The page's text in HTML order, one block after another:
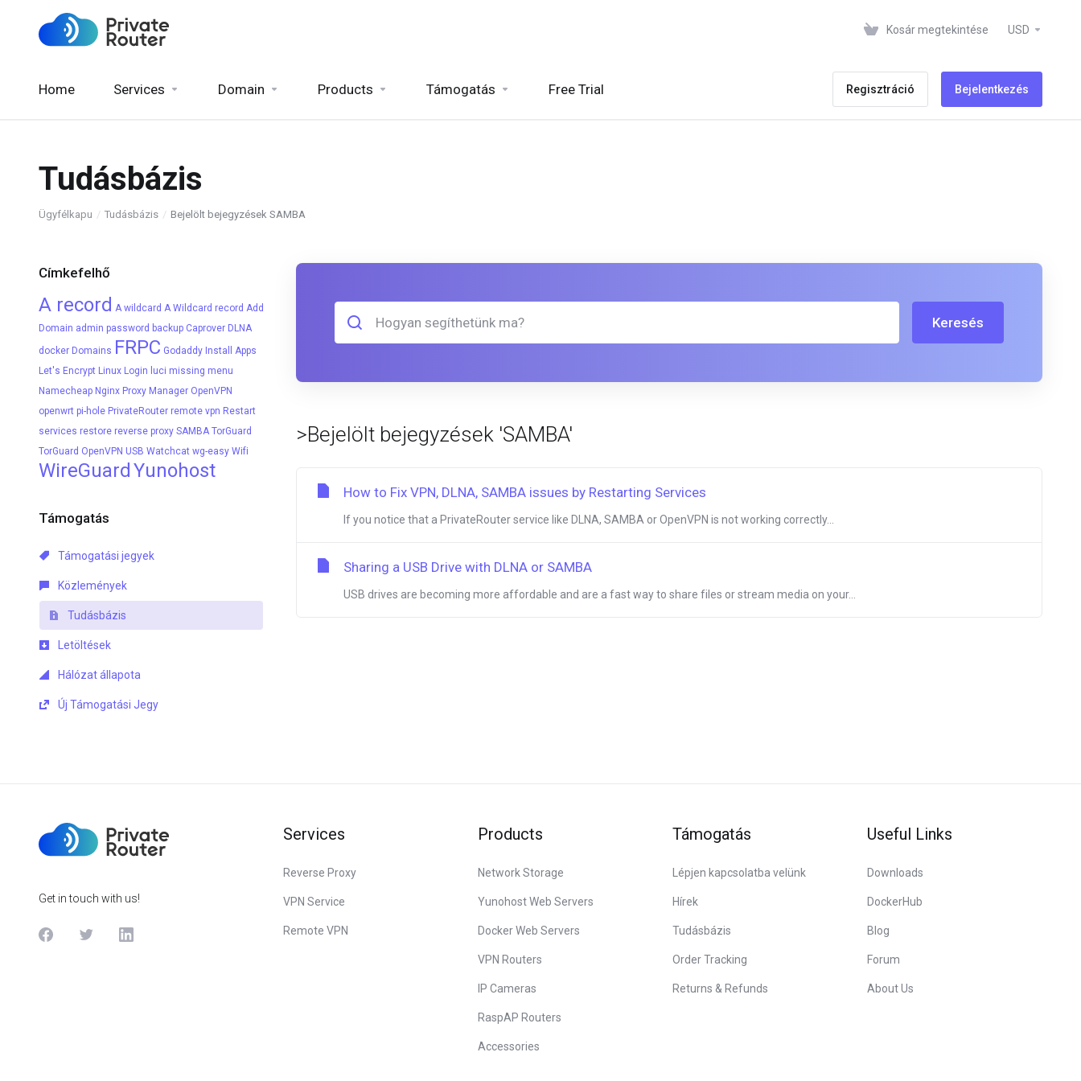
Kosár megtekintése USD
Home Services Domain Products Támogatás Free Trial Regisztráció Bejelentkezés
Tudásbázis
Ügyfélkapu Tudásbázis Bejelölt bejegyzések SAMBA
Címkefelhő
A record A wildcard A Wildcard record Add
Domain admin password backup Caprover DLNA
docker Domains FRPC Godaddy Install Apps
Let's Encrypt Linux Login luci missing menu
Namecheap Nginx Proxy Manager OpenVPN
openwrt pi-hole PrivateRouter remote vpn Restart
services restore reverse proxy SAMBA TorGuard
TorGuard OpenVPN USB Watchcat wg-easy Wifi
WireGuard Yunohost
Támogatás
Támogatási jegyek
Közlemények
Tudásbázis
Letöltések
Hálózat állapota
Új Támogatási Jegy
Keresés
>Bejelölt bejegyzések 'SAMBA'
How to Fix VPN, DLNA, SAMBA issues by Restarting Services
If you notice that a PrivateRouter service like DLNA, SAMBA or OpenVPN is not working correctly...
Sharing a USB Drive with DLNA or SAMBA
USB drives are becoming more affordable and are a fast way to share files or stream media on your...
Get in touch with us!
Services
Reverse Proxy
VPN Service
Remote VPN
Products
Network Storage
Yunohost Web Servers
Docker Web Servers
VPN Routers
IP Cameras
RaspAP Routers
Accessories
Támogatás
Lépjen kapcsolatba velünk
Hírek
Tudásbázis
Order Tracking
Returns & Refunds
Useful Links
Downloads
DockerHub
Blog
Forum
About Us